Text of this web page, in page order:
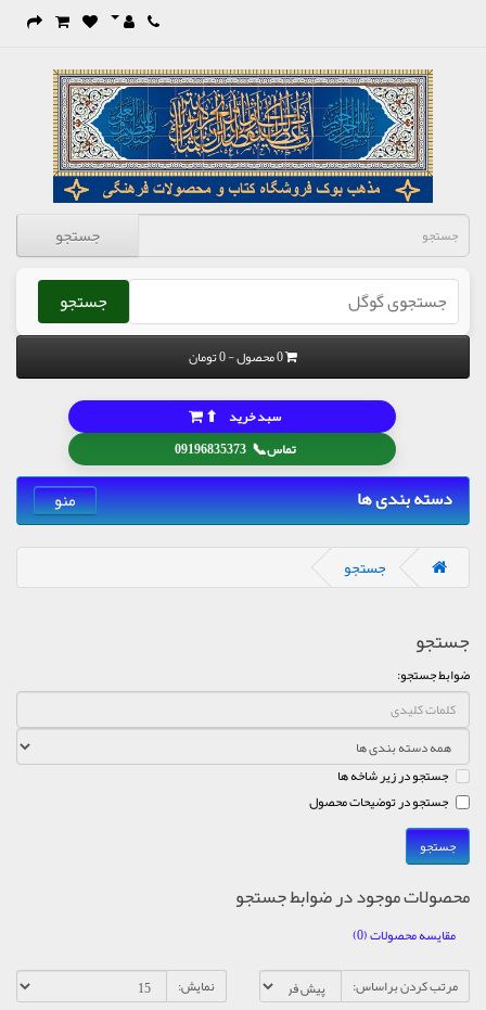
جستجو
جستجو
0 محصول - 0 تومان
تماس📞
09196835373
سبد خرید ⬆
دسته بندی ها منو
جستجو
جستجو
ضوابط جستجو:
جستجو در زیر شاخه ها
جستجو در توضیحات محصول
محصولات موجود در ضوابط جستجو
مقایسه محصولات (0)
مرتب کردن براساس:
نمایش: